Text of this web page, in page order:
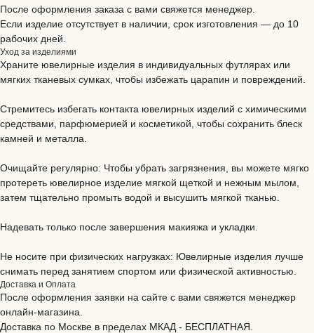
После оформления заказа с вами свяжется менеджер.
Если изделие отсутствует в наличии, срок изготовления — до 10
рабочих дней.
Уход за изделиями
Храните ювелирные изделия в индивидуальных футлярах или
мягких тканевых сумках, чтобы избежать царапин и повреждений.
Стремитесь избегать контакта ювелирных изделий с химическими
средствами, парфюмерией и косметикой, чтобы сохранить блеск
камней и металла.
Очищайте регулярно: Чтобы убрать загрязнения, вы можете мягко
протереть ювелирное изделие мягкой щеткой и нежным мылом,
затем тщательно промыть водой и высушить мягкой тканью.
Надевать только после завершения макияжа и укладки.
Не носите при физических нагрузках: Ювелирные изделия лучше
снимать перед занятием спортом или физической активностью.
Доставка и Оплата
После оформления заявки на сайте с вами свяжется менеджер
онлайн-магазина.
Доставка по Москве в пределах МКАД - БЕСПЛАТНАЯ.